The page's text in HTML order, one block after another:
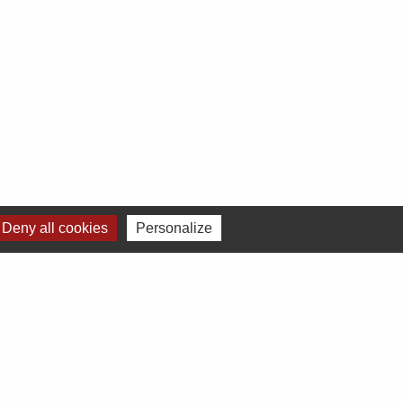
all cookies Personalize